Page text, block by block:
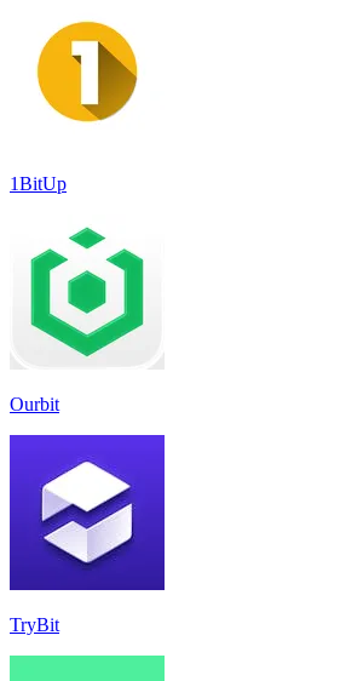
1BitUp
Ourbit
TryBit